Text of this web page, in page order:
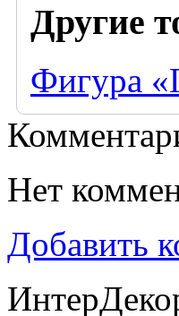
Другие
Фигура
Нет
Добавить